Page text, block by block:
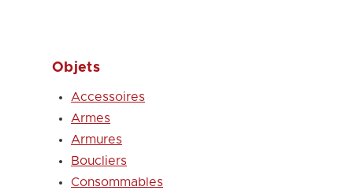
Objets
Accessoires
Armes
Armures
Boucliers
Consommables